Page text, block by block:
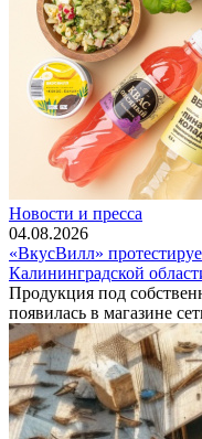
Новости и пресса
04.08.2026
«ВкусВилл»
Калининградской
Продукция под
появилась в магазине